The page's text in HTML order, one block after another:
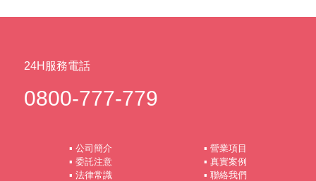
24H服務電話
0800-777-779
▪ 公司簡介
▪ 營業項目
▪ 委託注意
▪ 真實案例
▪ 法律常識
▪ 聯絡我們